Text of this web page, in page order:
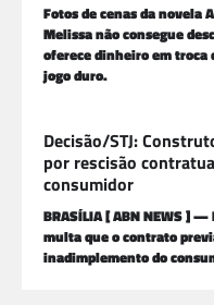
Fotos de cenas da novela
Melissa não consegue
oferece dinheiro em
jogo duro.
Decisão/STJ:
por rescisão
consumidor
BRASÍLIA [ ABN NEWS ]
multa que o contrato
inadimplemento do